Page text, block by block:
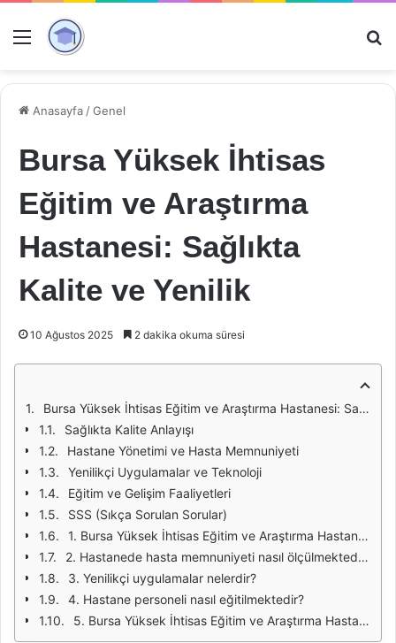
Menü
Anasayfa /Genel
Bursa Yüksek İhtisas
Eğitim ve Araştırma
Hastanesi: Sağlıkta
Kalite ve Yenilik
10 Ağustos 2025 2 dakika okuma süresi
Bursa Yüksek İhtisas Eğitim ve Araştırma Hastanesi: Sağlıkta Kalite ve Yenilik
Sağlıkta Kalite Anlayışı
Hastane Yönetimi ve Hasta Memnuniyeti
Yenilikçi Uygulamalar ve Teknoloji
Eğitim ve Gelişim Faaliyetleri
SSS (Sıkça Sorulan Sorular)
1. Bursa Yüksek İhtisas Eğitim ve Araştırma Hastanesi hangi sağlık hizmetlerini sunmaktadır?
2. Hastanede hasta memnuniyeti nasıl ölçülmektedir?
3. Yenilikçi uygulamalar nelerdir?
4. Hastane personeli nasıl eğitilmektedir?
5. Bursa Yüksek İhtisas Eğitim ve Araştırma Hastanesi'nin hedefleri nelerdir?